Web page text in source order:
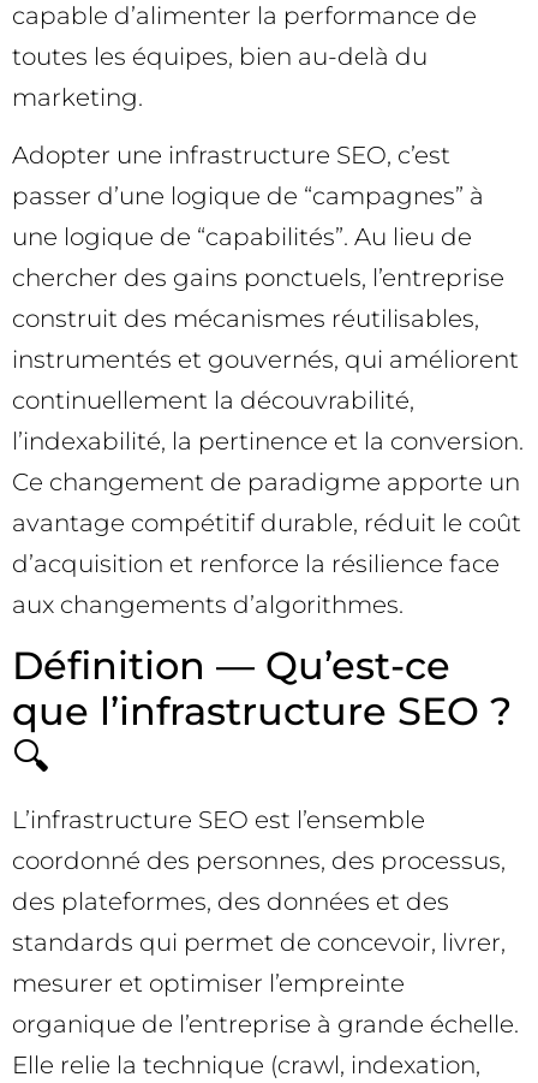
capable d’alimenter la performance de
toutes les équipes, bien au-delà du
marketing.
Adopter une infrastructure SEO, c’est
passer d’une logique de “campagnes” à
une logique de “capabilités”. Au lieu de
chercher des gains ponctuels, l’entreprise
construit des mécanismes réutilisables,
instrumentés et gouvernés, qui améliorent
continuellement la découvrabilité,
l’indexabilité, la pertinence et la conversion.
Ce changement de paradigme apporte un
avantage compétitif durable, réduit le coût
d’acquisition et renforce la résilience face
aux changements d’algorithmes.
Définition — Qu’est-ce
que l’infrastructure SEO ?
🔍
L’infrastructure SEO est l’ensemble
coordonné des personnes, des processus,
des plateformes, des données et des
standards qui permet de concevoir, livrer,
mesurer et optimiser l’empreinte
organique de l’entreprise à grande échelle.
Elle relie la technique (crawl, indexation,